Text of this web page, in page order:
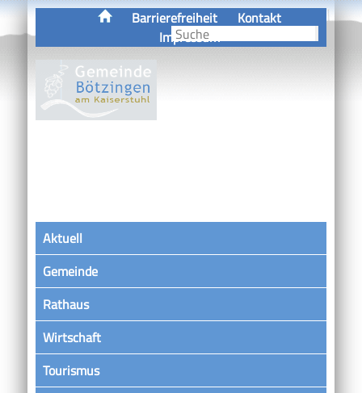
Barrierefreiheit
Kontakt
Impressum
Aktuell
Gemeinde
Rathaus
Wirtschaft
Tourismus